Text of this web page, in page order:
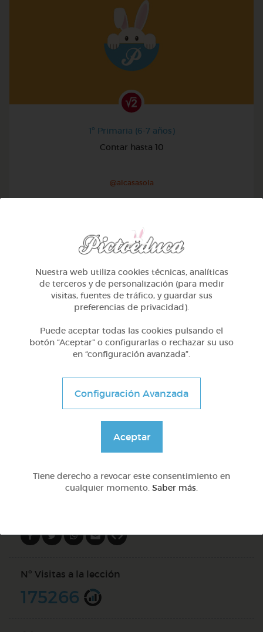
1º Primaria (6-7 años)
Contar hasta 10
@alcasasola
1º Primaria (6-7 años)
Aprendemos a identificar el mayor menor e igual
DOCS (3)
Nº Visitas a la lección
175266
Nuestra web utiliza cookies técnicas, analíticas
de terceros y de personalización (para medir
visitas, fuentes de tráfico, y guardar sus
preferencias de privacidad).
Puede aceptar todas las cookies pulsando el
botón “Aceptar” o configurarlas o rechazar su uso
en “configuración avanzada”.
Configuración Avanzada
Aceptar
Tiene derecho a revocar este consentimiento en
cualquier momento. Saber más.